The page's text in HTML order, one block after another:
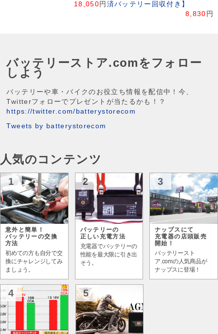
18,050 円 済バッテリー回収付き】
8,830 円
バッテリーストア.comをフォロー
しよう
バッテリーや車・バイクのお役立ち情報を配信中！今、
Twitterフォローでプレゼントが当たるかも！？
https://twitter.com/batterystorecom
Tweets by batterystorecom
人気のコンテンツ
1
意外と簡単！
バッテリーの交換
方法
初めての方も自分で交
換にチャレンジしてみ
ましょう。
2
バッテリーの
正しい充電方法
充電器でバッテリーの
性能を最大限に引き出
そう。
3
ナップスにて
充電器の店頭販売
開始！
バッテリースト
ア.comの人気商品が
ナップスに登場！
4 5